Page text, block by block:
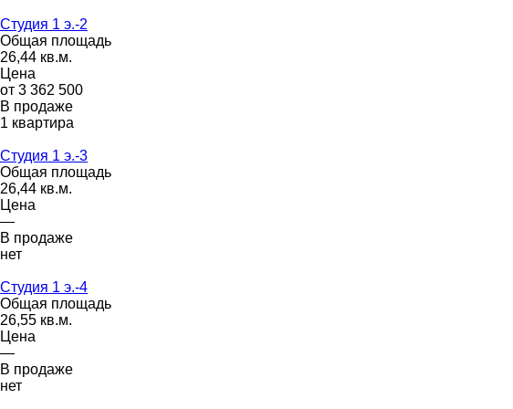
Студия 1 э.-2
Общая площадь
26,44 кв.м.
Цена
от 3 362 500
В продаже
1 квартира
Студия 1 э.-3
Общая площадь
26,44 кв.м.
Цена
—
В продаже
нет
Студия 1 э.-4
Общая площадь
26,55 кв.м.
Цена
—
В продаже
нет